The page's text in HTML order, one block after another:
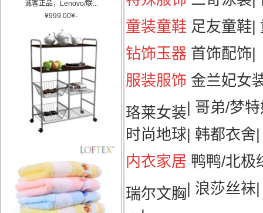
诚客正品，Lenovo/联...
¥999.00¥-
童装童鞋 足友童鞋|
钻饰玉器 首饰配饰|
服装服饰 金兰妃女
珞莱女装| 哥弟/梦
时尚地球| 韩都衣舍|
内衣家居 鸭鸭/北极
瑞尔文胸| 浪莎丝袜